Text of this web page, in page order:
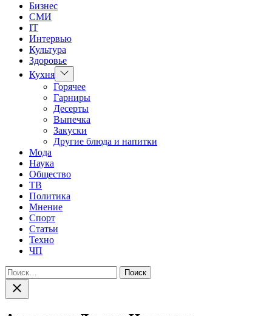
Бизнес
СМИ
IT
Интервью
Культура
Здоровье
Кухня Показать
подменю
Горячее
Гарниры
Десерты
Выпечка
Закуски
Другие блюда и напитки
Мода
Наука
Общество
ТВ
Политика
Мнение
Спорт
Статьи
Техно
ЧП
Найти:
Закрыть
поиск